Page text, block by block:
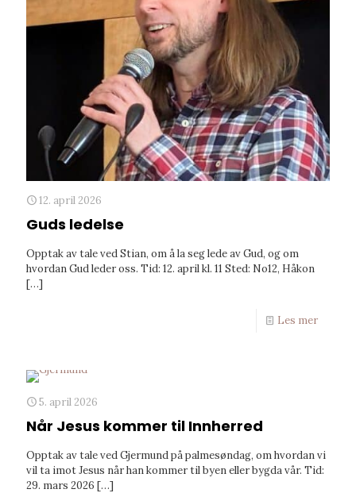
12. april 2026
Guds ledelse
Opptak av tale ved Stian, om å la seg lede av Gud, og om
hvordan Gud leder oss. Tid: 12. april kl. 11 Sted: No12, Håkon
[…]
Les mer
5. april 2026
Når Jesus kommer til Innherred
Opptak av tale ved Gjermund på palmesøndag, om hvordan vi
vil ta imot Jesus når han kommer til byen eller bygda vår. Tid:
29. mars 2026 […]